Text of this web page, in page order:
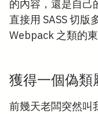
的內容，還是自己
直接用 SASS 切版
Webpack 之類的
獲得一個偽類
前幾天老闆突然叫